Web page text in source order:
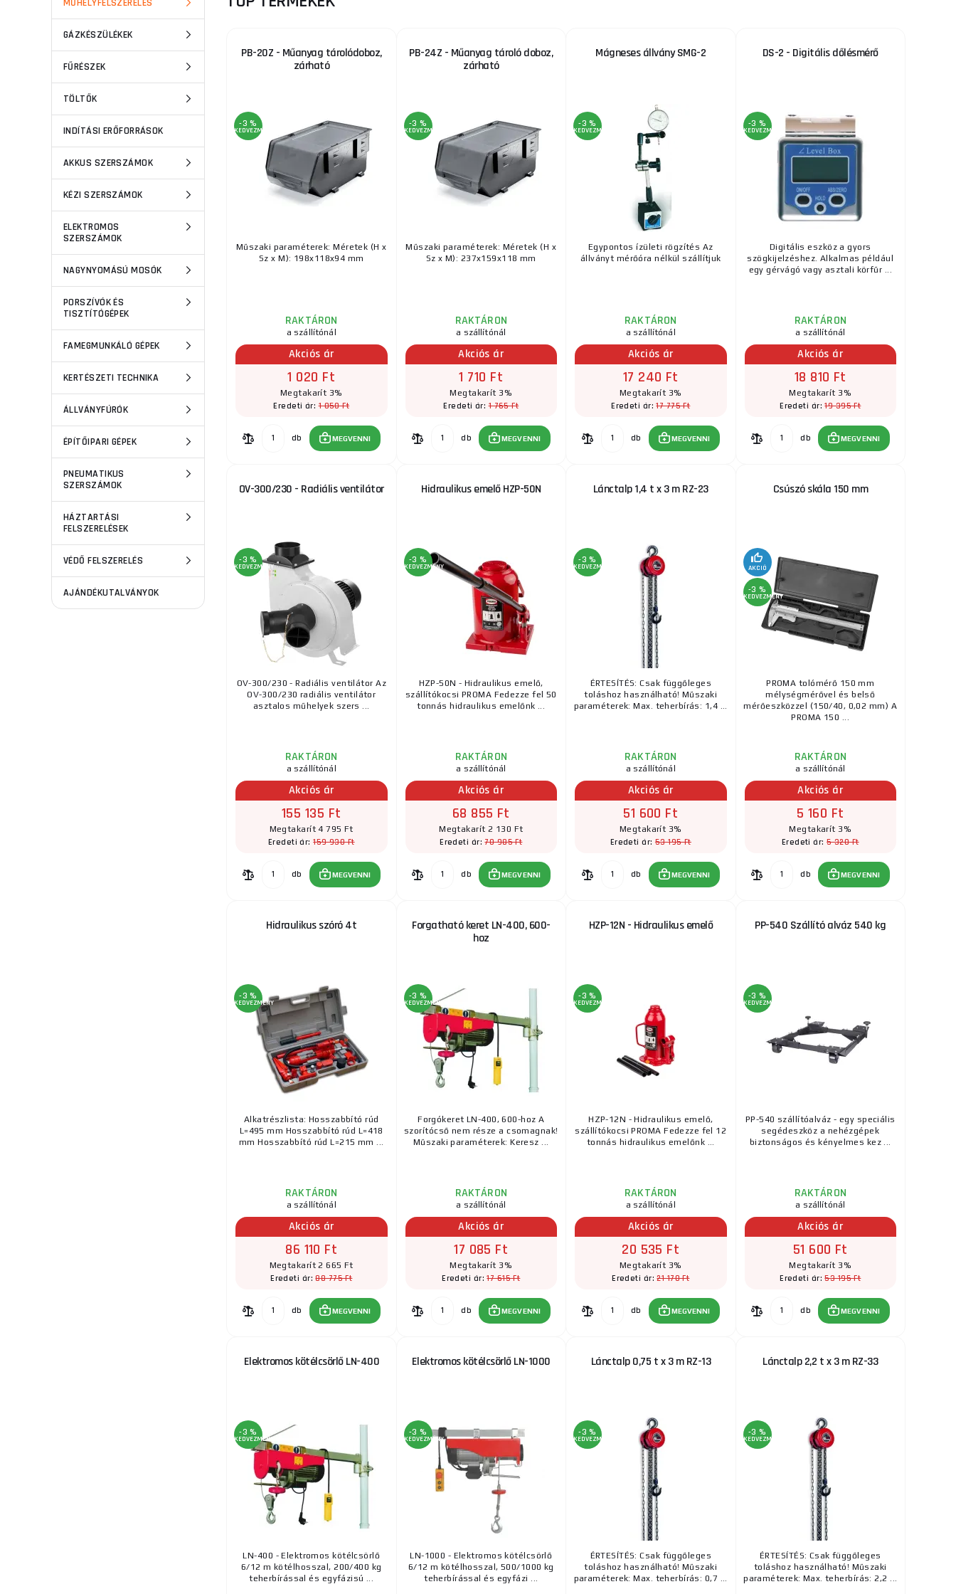
MŰHELYFELSZERELÉS
GÁZKÉSZÜLÉKEK
FŰRÉSZEK
TÖLTŐK
INDÍTÁSI ERŐFORRÁSOK
AKKUS SZERSZÁMOK
KÉZI SZERSZÁMOK
ELEKTROMOS
SZERSZÁMOK
NAGYNYOMÁSÚ MOSÓK
PORSZÍVÓK ÉS
TISZTÍTÓGÉPEK
FAMEGMUNKÁLÓ GÉPEK
KERTÉSZETI TECHNIKA
ÁLLVÁNYFÚRÓK
ÉPÍTŐIPARI GÉPEK
PNEUMATIKUS
SZERSZÁMOK
HÁZTARTÁSI
FELSZERELÉSEK
VÉDŐ FELSZERELÉS
AJÁNDÉKUTALVÁNYOK
PB-20Z - Műanyag tárolódoboz,
zárható
-3 %
KEDVEZMÉNY
Műszaki paraméterek: Méretek (H x
Sz x M): 198x118x94 mm
RAKTÁRON
a szállítónál
Akciós ár
1 020 Ft
Megtakarít 3%
Eredeti ár:1 050 Ft
db MEGVENNI
PB-24Z - Műanyag tároló doboz,
zárható
-3 %
KEDVEZMÉNY
Műszaki paraméterek: Méretek (H x
Sz x M): 237x159x118 mm
RAKTÁRON
a szállítónál
Akciós ár
1 710 Ft
Megtakarít 3%
Eredeti ár:1 765 Ft
db MEGVENNI
Mágneses állvány SMG-2
-3 %
KEDVEZMÉNY
Egypontos ízületi rögzítés Az
állványt mérőóra nélkül szállítjuk
RAKTÁRON
a szállítónál
Akciós ár
17 240 Ft
Megtakarít 3%
Eredeti ár:17 775 Ft
db MEGVENNI
DS-2 - Digitális dőlésmérő
-3 %
KEDVEZMÉNY
Digitális eszköz a gyors
szögkijelzéshez. Alkalmas például
egy gérvágó vagy asztali körfűr ...
RAKTÁRON
a szállítónál
Akciós ár
18 810 Ft
Megtakarít 3%
Eredeti ár:19 395 Ft
db MEGVENNI
OV-300/230 - Radiális ventilátor
-3 %
KEDVEZMÉNY
OV-300/230 - Radiális ventilátor Az
OV-300/230 radiális ventilátor
asztalos műhelyek szers ...
RAKTÁRON
a szállítónál
Akciós ár
155 135 Ft
Megtakarít 4 795 Ft
Eredeti ár:159 930 Ft
db MEGVENNI
Hidraulikus emelő HZP-50N
-3 %
KEDVEZMÉNY
HZP-50N - Hidraulikus emelő,
szállítókocsi PROMA Fedezze fel 50
tonnás hidraulikus emelőnk ...
RAKTÁRON
a szállítónál
Akciós ár
68 855 Ft
Megtakarít 2 130 Ft
Eredeti ár:70 985 Ft
db MEGVENNI
Lánctalp 1,4 t x 3 m RZ-23
-3 %
KEDVEZMÉNY
ÉRTESÍTÉS: Csak függőleges
toláshoz használható! Műszaki
paraméterek: Max. teherbírás: 1,4 ...
RAKTÁRON
a szállítónál
Akciós ár
51 600 Ft
Megtakarít 3%
Eredeti ár: 53 195 Ft
db MEGVENNI
Csúszó skála 150 mm
AKCIÓ
-3 %
KEDVEZMÉNY
PROMA tolómérő 150 mm
mélységmérővel és belső
mérőeszközzel (150/40, 0,02 mm) A
PROMA 150 ...
RAKTÁRON
a szállítónál
Akciós ár
5 160 Ft
Megtakarít 3%
Eredeti ár:5 320 Ft
db MEGVENNI
Hidraulikus szóró 4t
-3 %
KEDVEZMÉNY
Alkatrészlista: Hosszabbító rúd
L=495 mm Hosszabbító rúd L=418
mm Hosszabbító rúd L=215 mm ...
RAKTÁRON
a szállítónál
Akciós ár
86 110 Ft
Megtakarít 2 665 Ft
Eredeti ár:88 775 Ft
db MEGVENNI
Forgatható keret LN-400, 600-
hoz
-3 %
KEDVEZMÉNY
Forgókeret LN-400, 600-hoz A
szorítócső nem része a csomagnak!
Műszaki paraméterek: Keresz ...
RAKTÁRON
a szállítónál
Akciós ár
17 085 Ft
Megtakarít 3%
Eredeti ár:17 615 Ft
db MEGVENNI
HZP-12N - Hidraulikus emelő
-3 %
KEDVEZMÉNY
HZP-12N - Hidraulikus emelő,
szállítókocsi PROMA Fedezze fel 12
tonnás hidraulikus emelőnk ...
RAKTÁRON
a szállítónál
Akciós ár
20 535 Ft
Megtakarít 3%
Eredeti ár:21 170 Ft
db MEGVENNI
PP-540 Szállító alváz 540 kg
-3 %
KEDVEZMÉNY
PP-540 szállítóalváz - egy speciális
segédeszköz a nehézgépek
biztonságos és kényelmes kez ...
RAKTÁRON
a szállítónál
Akciós ár
51 600 Ft
Megtakarít 3%
Eredeti ár:53 195 Ft
db MEGVENNI
Elektromos kötélcsörlő LN-400
-3 %
KEDVEZMÉNY
LN-400 - Elektromos kötélcsörlő
6/12 m kötélhosszal, 200/400 kg
teherbírással és egyfázisú ...
Elektromos kötélcsörlő LN-1000
-3 %
KEDVEZMÉNY
LN-1000 - Elektromos kötélcsörlő
6/12 m kötélhosszal, 500/1000 kg
teherbírással és egyfázi ...
Lánctalp 0,75 t x 3 m RZ-13
-3 %
KEDVEZMÉNY
ÉRTESÍTÉS: Csak függőleges
toláshoz használható! Műszaki
paraméterek: Max. teherbírás: 0,7 ...
Lánctalp 2,2 t x 3 m RZ-33
-3 %
KEDVEZMÉNY
ÉRTESÍTÉS: Csak függőleges
toláshoz használható! Műszaki
paraméterek: Max. teherbírás: 2,2 ...